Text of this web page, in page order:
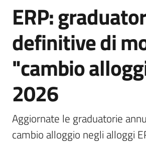
Novità
Menu selezionato
Servizi
Vivere
Pieve
di
Cento
Salta al contenuto
ERP:
definitive di
"cambio
2026
Aggiornate le graduatorie
cambio alloggio negli alloggi